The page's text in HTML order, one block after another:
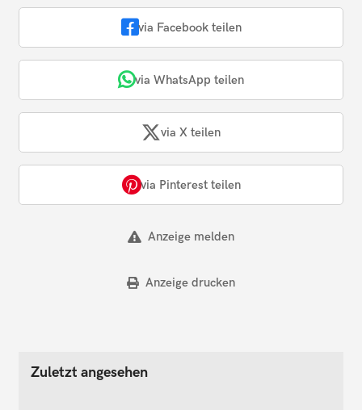
via Facebook teilen
via WhatsApp teilen
via X teilen
via Pinterest teilen
Anzeige melden
Anzeige drucken
Zuletzt angesehen